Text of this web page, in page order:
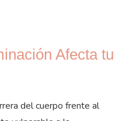
Afecta tu
del cuerpo frente al